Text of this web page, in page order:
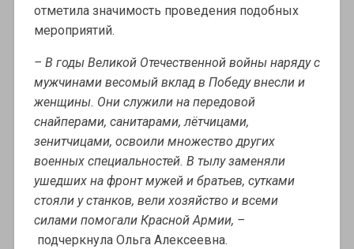
отметила значимость проведения подобных
мероприятий.
– В годы Великой Отечественной войны наряду с
мужчинами весомый вклад в Победу внесли и
женщины. Они служили на передовой
снайперами, санитарами, лётчицами,
зенитчицами, освоили множество других
военных специальностей. В тылу заменяли
ушедших на фронт мужей и братьев, сутками
стояли у станков, вели хозяйство и всеми
силами помогали Красной Армии, –
подчеркнула Ольга Алексеевна.